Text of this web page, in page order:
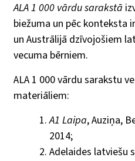
ALA 1 000 vārdu sarakstā
biežuma un pēc konteksta
un Austrālijā dzīvojošiem
vecuma bērniem.
ALA 1 000 vārdu sarakstu
materiāliem:
A1 Laipa, Auziņa,
2014;
Adelaides latviešu